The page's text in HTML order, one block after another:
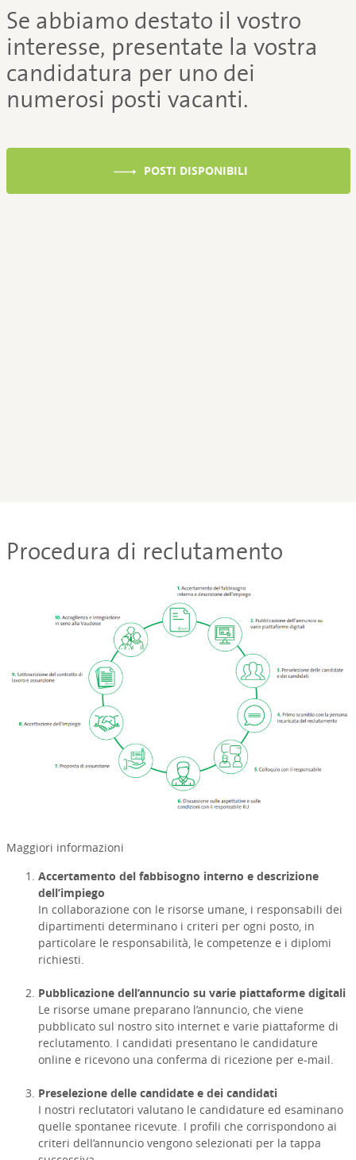
Se abbiamo destato il vostro
interesse, presentate la vostra
candidatura per uno dei
numerosi posti vacanti.
POSTI DISPONIBILI
Procedura di reclutamento
Maggiori informazioni
Accertamento del fabbisogno interno e descrizione
dell’impiego
In collaborazione con le risorse umane, i responsabili dei
dipartimenti determinano i criteri per ogni posto, in
particolare le responsabilità, le competenze e i diplomi
richiesti.
Pubblicazione dell’annuncio su varie piattaforme digitali
Le risorse umane preparano l’annuncio, che viene
pubblicato sul nostro sito internet e varie piattaforme di
reclutamento. I candidati presentano le candidature
online e ricevono una conferma di ricezione per e-mail.
Preselezione delle candidate e dei candidati
I nostri reclutatori valutano le candidature ed esaminano
quelle spontanee ricevute. I profili che corrispondono ai
criteri dell’annuncio vengono selezionati per la tappa